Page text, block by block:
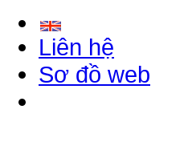
Liên hệ
Sơ đồ web